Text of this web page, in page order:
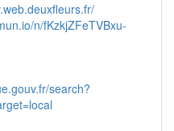
n/fKzkjZFeTVBxu-
search?